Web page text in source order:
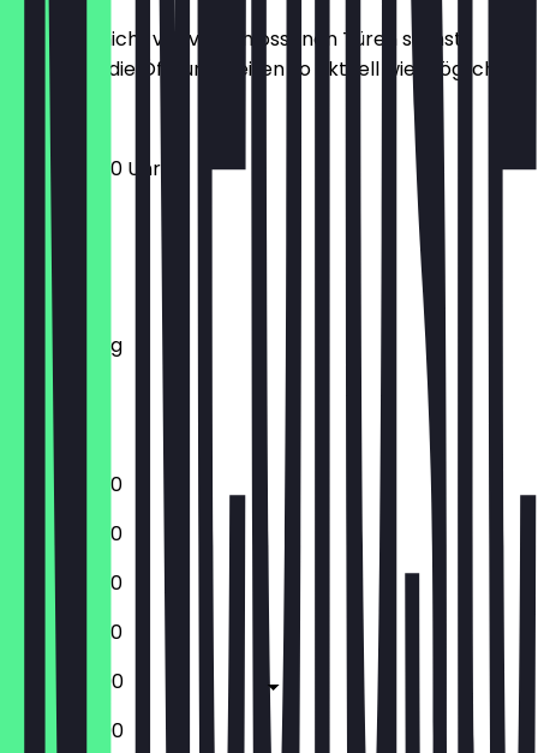
Damit du nicht vor verschlossenen Türen stehst,
halten wir die Öffnungszeiten so aktuell wie möglich.
12:00 - 22:30 Uhr
Montag
Dienstag
Mittwoch
Donnerstag
Freitag
Samstag
Sonntag
12:00 - 22:30
12:00 - 22:30
12:00 - 22:30
12:00 - 22:30
12:00 - 23:00
12:00 - 23:00